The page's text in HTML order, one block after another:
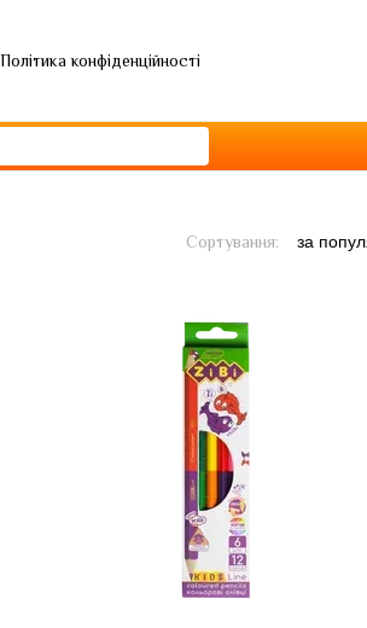
Політика конфіденційності
Сортування: за